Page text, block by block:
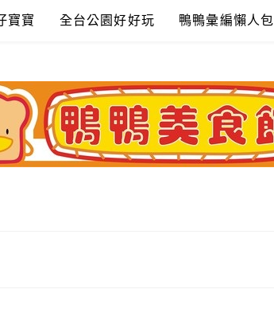
寶寶 全台公園好好玩 鴨鴨彙編懶人包